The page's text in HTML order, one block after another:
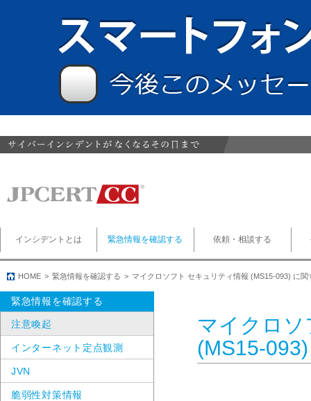
インシデントとは 緊急情報を確認する 依頼・相談する
HOME 緊急情報を確認する マイクロソフト セキュリティ情報 (MS15-093) に関
マイクロ
(MS15-
緊急情報を確認する
注意喚起
インターネット定点観測
JVN
脆弱性対策情報